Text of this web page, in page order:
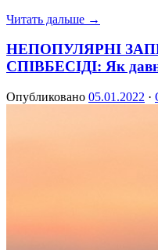
Читать дальше →
НЕПОПУЛЯРНІ
СПІВБЕСІДІ: Як
Опубликовано 05.01.2022 ·